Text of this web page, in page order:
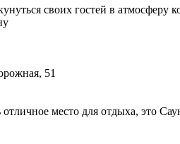
своих гостей в
51
отличное место для отдыха, это